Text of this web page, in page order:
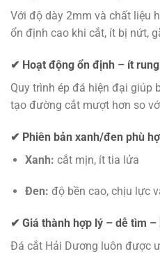
Với độ dày 2mm và chất liệu
ổn định cao khi cắt, ít bị nứt,
✔ Hoạt động ổn định – ít
Quy trình ép đá hiện đại giúp
tạo đường cắt mượt hơn so
✔ Phiên bản xanh/đen phù
Xanh: cắt mịn, ít tia lửa
Đen: độ bền cao, chịu lực
✔ Giá thành hợp lý – dễ tìm –
Đá cắt Hải Dương luôn được